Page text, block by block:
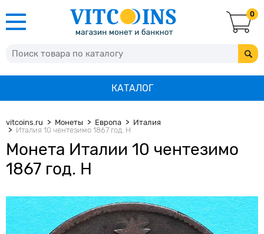
0
КАТАЛОГ
vitcoins.ru Монеты Европа
Италия
Италия 10 чентезимо 1867 год. Н
Монета Италии 10 чентезимо
1867 год. Н